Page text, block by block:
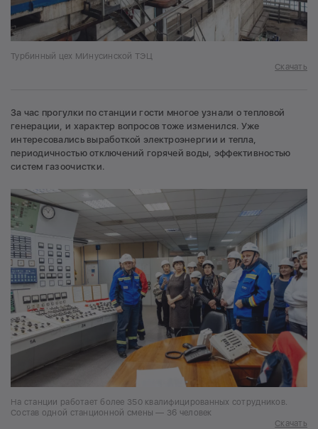
Турбинный цех МИнусинской ТЭЦ
Скачать
За час прогулки по станции гости многое узнали о тепловой
генерации, и характер вопросов тоже изменился. Уже
интересовались выработкой электроэнергии и тепла,
периодичностью отключений горячей воды, эффективностью
систем газоочистки.
На станции работает более 350 квалифицированных сотрудников.
Состав одной станционной смены — 36 человек
Скачать